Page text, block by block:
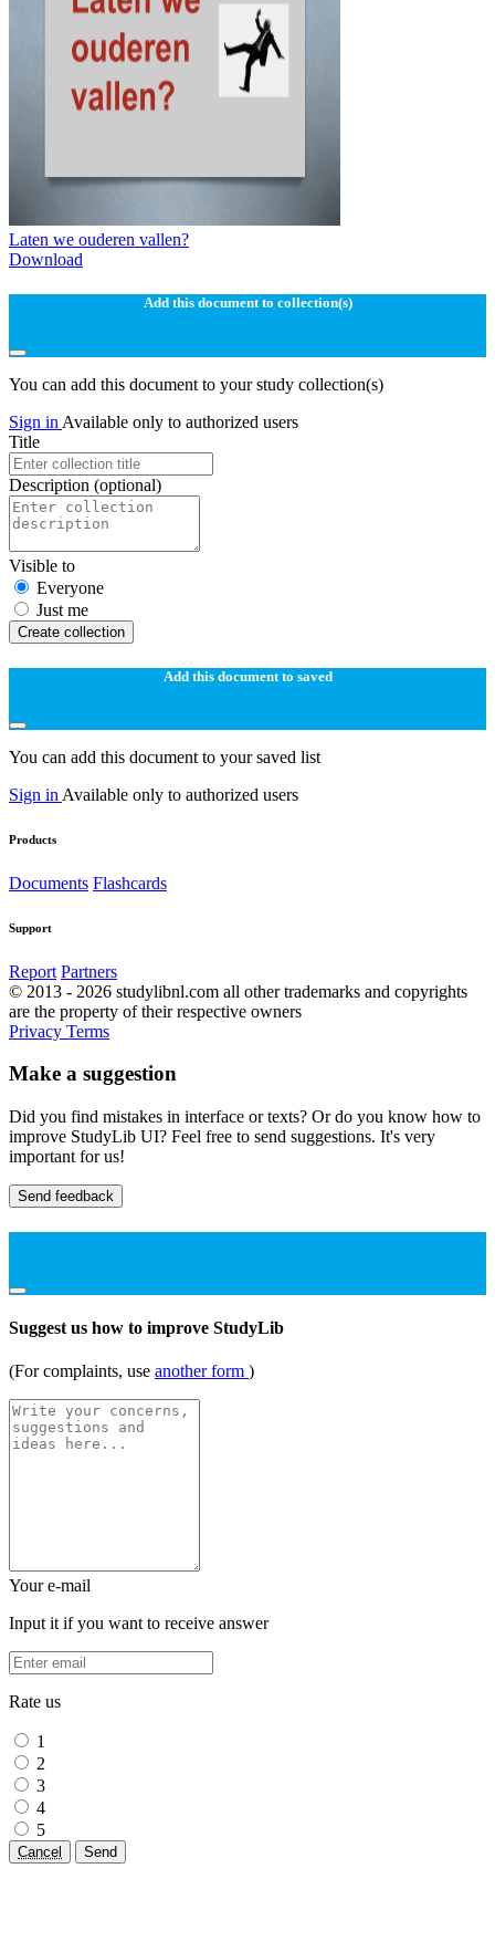
Laten we ouderen vallen?
Download
Add this document to collection(s)
You can add this document to your study collection(s)
Sign in Available only to authorized users
Title
Description (optional)
Visible to
Everyone
Just me
Create collection
Add this document to saved
You can add this document to your saved list
Sign in Available only to authorized users
Products
Documents Flashcards
Support
Report Partners
© 2013 - 2026 studylibnl.com all other trademarks and copyrights
are the property of their respective owners
Privacy Terms
Make a suggestion
Did you find mistakes in interface or texts? Or do you know how to
improve StudyLib UI? Feel free to send suggestions. It's very
important for us!
Send feedback
Suggest us how to improve StudyLib
(For complaints, use another form )
Your e-mail
Input it if you want to receive answer
Rate us
1
2
3
4
5
Cancel Send